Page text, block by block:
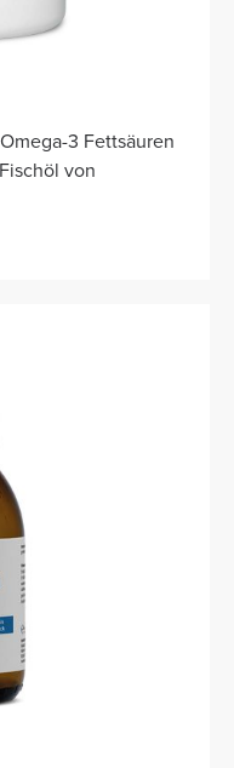
3 Fettsäuren
von